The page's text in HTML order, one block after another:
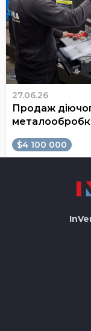
27.06.26
Продаж
$4 100 000